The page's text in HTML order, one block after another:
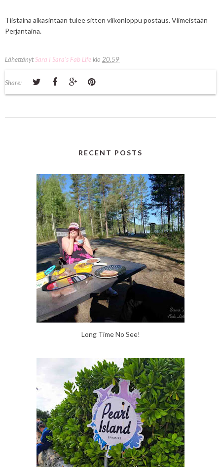
Tiistaina aikasintaan tulee sitten viikonloppu postaus. Viimeistään
Perjantaina.
LähettänytSara I Sara's Fab Lifeklo 20.59
Share:
RECENT POSTS
Long Time No See!